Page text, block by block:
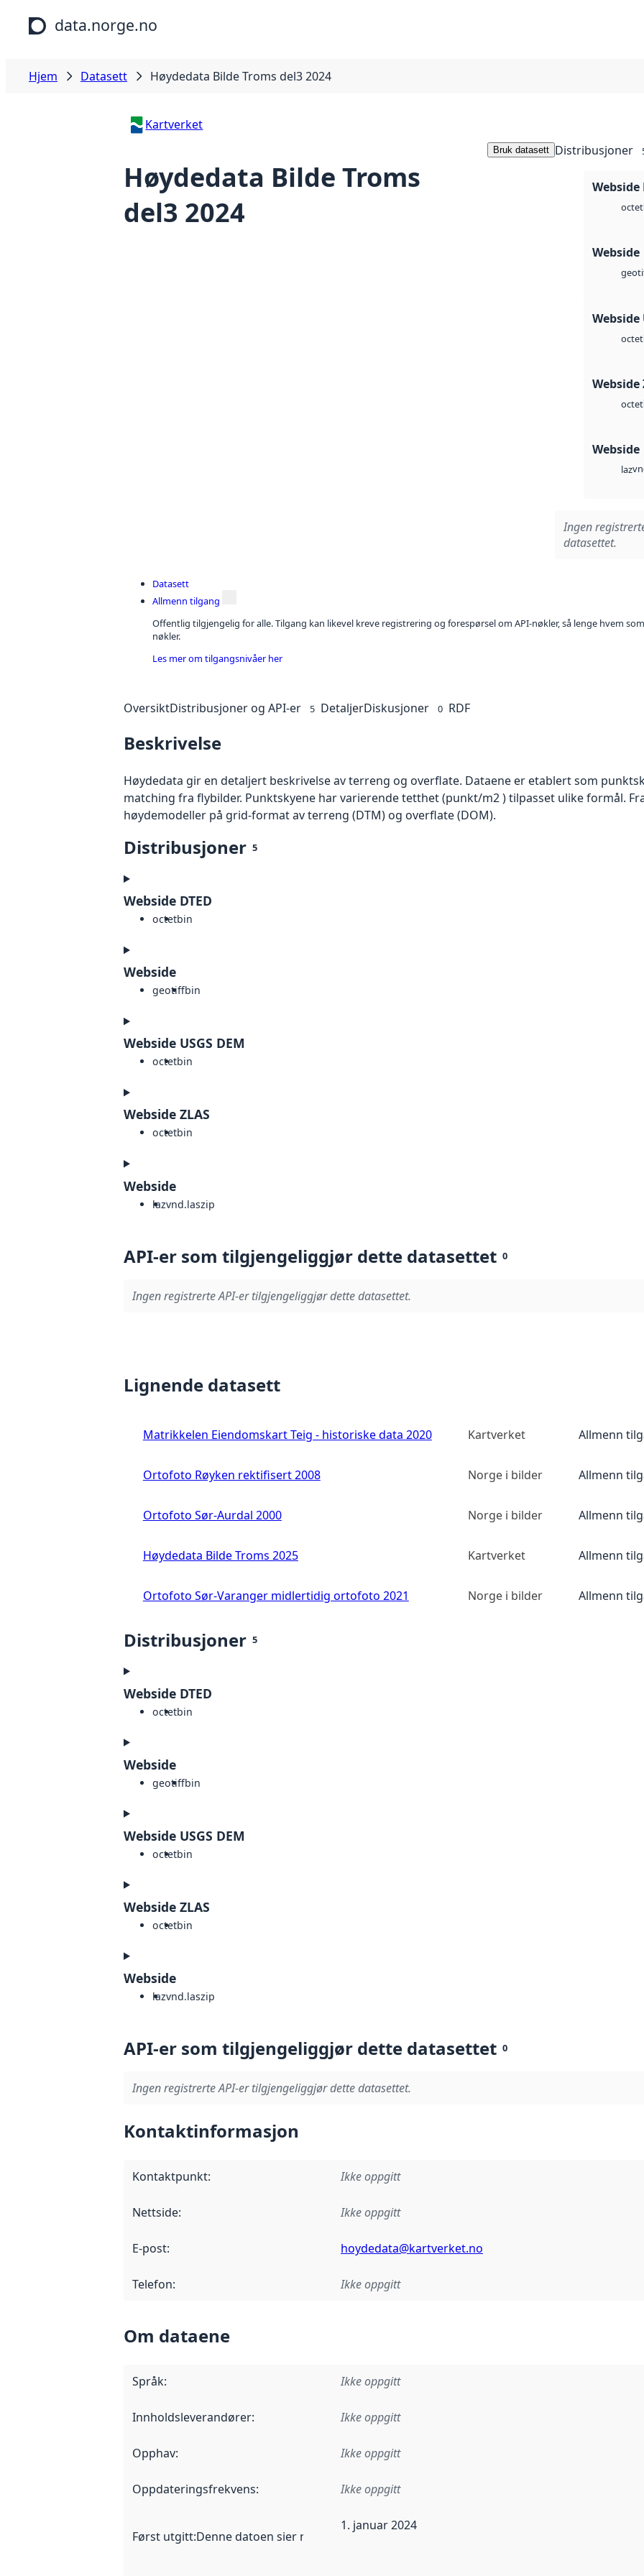
Hopp til hovedinnhold
data.norge.no
Hjem Datasett Høydedata Bilde Troms del3 2024
Kartverket
Høydedata Bilde Troms
del3 2024
Bruk datasett Distribusjoner
Webside
octet
Webside
Webside
octet
Webside
octet
Webside
laz
Ingen
datasettet.
Datasett
Allmenn tilgang
Offentlig tilgjengelig for alle. Tilgang kan likevel kreve registrering og forespørsel om API-nøkler, så lenge hvem
nøkler.
Les mer om tilgangsnivåer her
OversiktDistribusjoner og API-er 5 DetaljerDiskusjoner 0 RDF
Beskrivelse
Høydedata gir en detaljert beskrivelse av terreng og overflate. Dataene er etablert som
matching fra flybilder. Punktskyene har varierende tetthet (punkt/m2 ) tilpasset ulike formål.
høydemodeller på grid-format av terreng (DTM) og overflate (DOM).
Distribusjoner 5
Webside DTED
octetbin
Webside
geotiffbin
Webside USGS DEM
octetbin
Webside ZLAS
octetbin
Webside
lazvnd.laszip
API-er som tilgjengeliggjør dette datasettet 0
Ingen registrerte API-er tilgjengeliggjør dette datasettet.
Lignende datasett
Matrikkelen Eiendomskart Teig - historiske data 2020 Kartverket Allmenn
Ortofoto Røyken rektifisert 2008 Norge i bilder Allmenn
Ortofoto Sør-Aurdal 2000 Norge i bilder Allmenn
Høydedata Bilde Troms 2025 Kartverket Allmenn
Ortofoto Sør-Varanger midlertidig ortofoto 2021 Norge i bilder Allmenn
Distribusjoner 5
Webside DTED
octetbin
Webside
geotiffbin
Webside USGS DEM
octetbin
Webside ZLAS
octetbin
Webside
lazvnd.laszip
API-er som tilgjengeliggjør dette datasettet 0
Ingen registrerte API-er tilgjengeliggjør dette datasettet.
Kontaktinformasjon
Kontaktpunkt: Ikke oppgitt
Nettside: Ikke oppgitt
E-post: hoydedata@kartverket.no
Telefon: Ikke oppgitt
Om dataene
Språk: Ikke oppgitt
Innholdsleverandører: Ikke oppgitt
Opphav: Ikke oppgitt
Oppdateringsfrekvens: Ikke oppgitt
Først utgitt:Denne datoen sier når dataene i dette datasettet første gang ble utgitt. Det kan
1. januar 2024